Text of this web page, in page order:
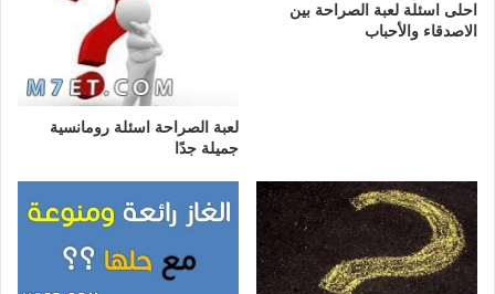
احلى اسئلة لعبة الصراحة بين
الاصدقاء والأحباب
لعبة الصراحة اسئلة رومانسية
جميلة جدًا